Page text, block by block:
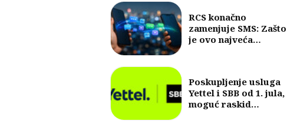
RCS konačno
zamenjuje SMS: Zašto
je ovo najveća
Poskupljenje usluga
Yettel i SBB od 1. jula,
moguć raskid